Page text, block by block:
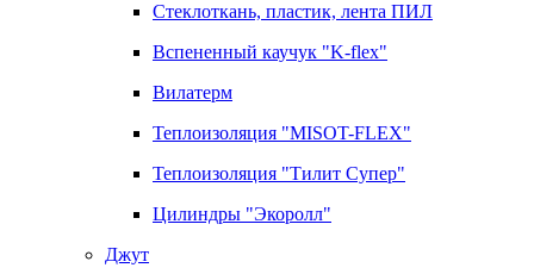
Стеклоткань, пластик, лента ПИЛ
Вспененный каучук "K-flex"
Вилатерм
Теплоизоляция "MISOT-FLEX"
Теплоизоляция "Тилит Супер"
Цилиндры "Экоролл"
Джут